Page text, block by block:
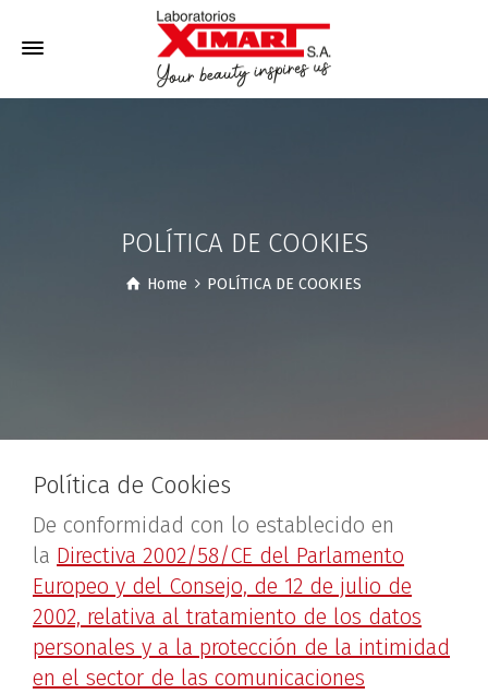
POLÍTICA DE COOKIES
Home POLÍTICA DE COOKIES
Política de Cookies
De conformidad con lo establecido en
la Directiva 2002/58/CE del Parlamento
Europeo y del Consejo, de 12 de julio de
2002, relativa al tratamiento de los datos
personales y a la protección de la intimidad
en el sector de las comunicaciones